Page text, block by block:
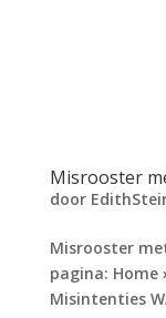
Misrooster
door
Misrooster
pagina: Home
Misintenties